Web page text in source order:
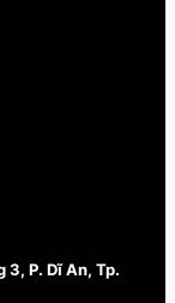
3, P. Dĩ An, Tp.